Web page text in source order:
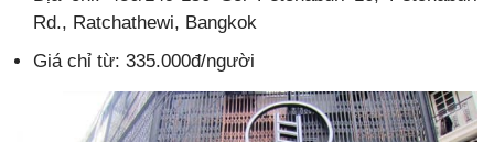
Rd., Ratchathewi, Bangkok
Giá chỉ từ: 335.000đ/người